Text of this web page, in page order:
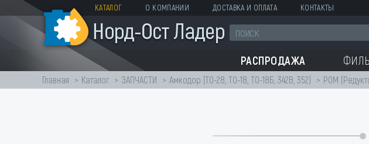
КАТАЛОГ О КОМПАНИИ ДОСТАВКА И ОПЛАТА КОНТАКТЫ
РАСПРОДАЖА
Главная Каталог ЗАПЧАСТИ Амкодор (ТО-28, ТО-18, ТО-18Б, 342В, 352) РОМ